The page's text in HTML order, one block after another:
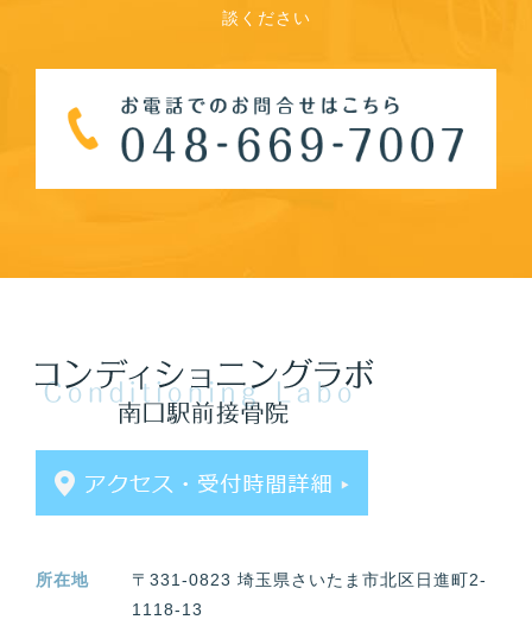
談ください
所在地
〒331-0823 埼玉県さいたま市北区日進町2-
1118-13